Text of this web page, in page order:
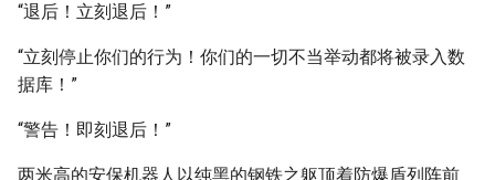
“退后！立刻退后！”
“立刻停止你们的行为！你们的一切不当举动都将被录入数
据库！”
“警告！即刻退后！”
两米高的安保机器人以纯黑的钢铁之躯顶着防爆盾列阵前